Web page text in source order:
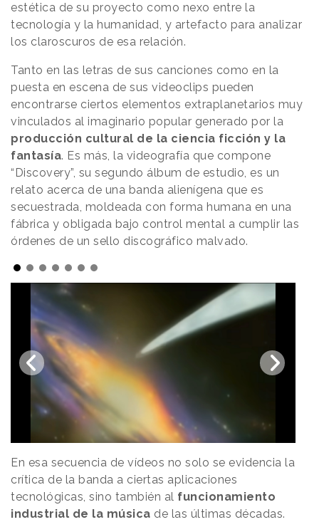
estética de su proyecto como nexo entre la
tecnología y la humanidad, y artefacto para analizar
los claroscuros de esa relación.
Tanto en las letras de sus canciones como en la
puesta en escena de sus videoclips pueden
encontrarse ciertos elementos extraplanetarios muy
vinculados al imaginario popular generado por la
producción cultural de la ciencia ficción y la
fantasía. Es más, la videografía que compone
“Discovery”, su segundo álbum de estudio, es un
relato acerca de una banda alienígena que es
secuestrada, moldeada con forma humana en una
fábrica y obligada bajo control mental a cumplir las
órdenes de un sello discográfico malvado.
En esa secuencia de vídeos no solo se evidencia la
crítica de la banda a ciertas aplicaciones
tecnológicas, sino también al funcionamiento
industrial de la música de las últimas décadas.